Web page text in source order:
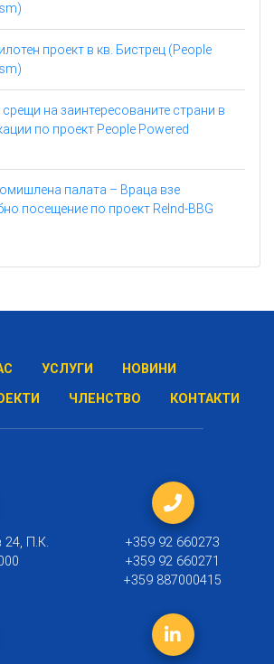
проект в кв. Бистрец (People
на заинтересованите страни в
по проект People Powered
палата – Враца взе
посещение по проект ReInd-BBG
УСЛУГИ
НОВИНИ
ЧЛЕНСТВО КОНТАКТИ
24, П.К.
+359 92 660273
+359 92 660271
+359 887000415